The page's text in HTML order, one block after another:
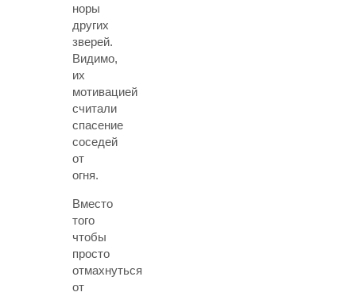
норы
других
зверей.
Видимо,
их
мотивацией
считали
спасение
соседей
от
огня.
Вместо
того
чтобы
просто
отмахнуться
от